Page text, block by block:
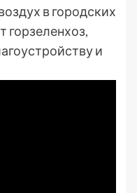
в городских
горзеленхоз,
и